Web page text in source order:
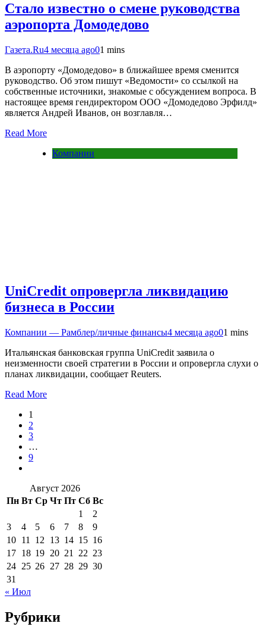
Стало известно о смене руководства
аэропорта Домодедово
Газета.Ru4 месяца ago01 mins
В аэропорту «Домодедово» в ближайшее время сменится
руководство. Об этом пишут «Ведомости» со ссылкой на
собственные источники, знакомые с обсуждением вопроса. В
настоящее время гендиректором ООО «Домодедово Эрфилд»
является Андрей Иванов, он возглавля…
Read More
Компании
UniCredit опровергла ликвидацию
бизнеса в России
Компании — Рамблер/личные финансы4 месяца ago01 mins
Итальянская банковская группа UniCredit заявила о
неизменности своей стратегии в России и опровергла слухи о
планах ликвидации, сообщает Reuters.
Read More
1
2
3
…
9
Август 2026
Пн Вт Ср Чт Пт Сб Вс
1
2
3
4 5 6 7 8
9
10 11 12 13 14 15 16
17 18 19 20 21 22 23
24 25 26 27 28 29 30
31
« Июл
Рубрики